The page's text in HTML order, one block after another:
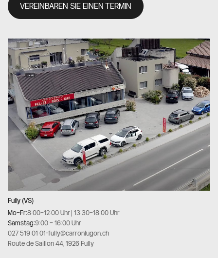
VEREINBAREN SIE EINEN TERMIN
Fully (VS)
Mo–Fr:8:00–12:00 Uhr | 13:30–18:00 Uhr
Samstag:9:00 – 16:00 Uhr
027 519 01 01-fully@carronlugon.ch
Route de Saillon 44, 1926 Fully